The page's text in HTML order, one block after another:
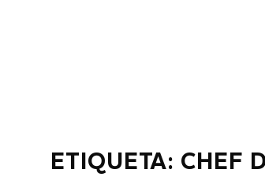
ETIQUETA: CHEF